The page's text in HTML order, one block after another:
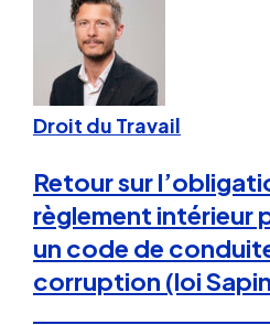
Droit du Travail
Retour sur
règlement intérieur
un code de
corruption (loi